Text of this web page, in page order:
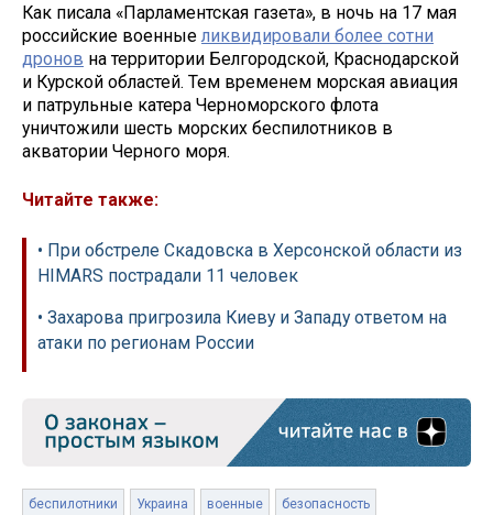
Как писала «Парламентская газета», в ночь на 17 мая
российские военные ликвидировали более сотни
дронов на территории Белгородской, Краснодарской
и Курской областей. Тем временем морская авиация
и патрульные катера Черноморского флота
уничтожили шесть морских беспилотников в
акватории Черного моря.
Читайте также:
• При обстреле Скадовска в Херсонской области из
HIMARS пострадали 11 человек
• Захарова пригрозила Киеву и Западу ответом на
атаки по регионам России
беспилотники Украина военные безопасность